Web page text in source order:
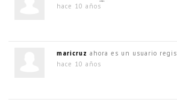
hace 10 años
maricruz ahora es un usuario
hace 10 años